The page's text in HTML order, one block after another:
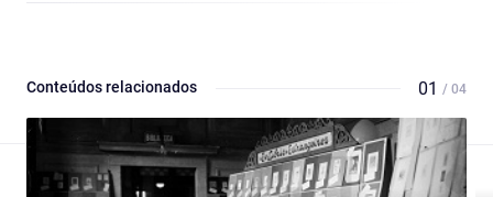
Conteúdos relacionados 01 / 04